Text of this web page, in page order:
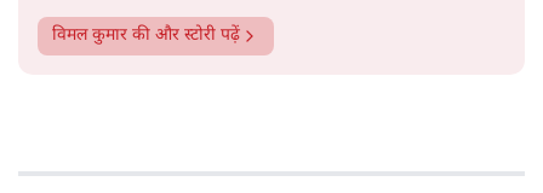
विमल कुमार की और स्टोरी पढ़ें